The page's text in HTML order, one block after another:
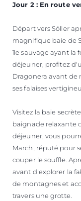
Jour 2 : En route
Départ vers Sóller
magnifique baie de
île sauvage ayant la
déjeuner, profitez
Dragonera avant de
ses falaises
Visitez la baie
baignade relaxante
déjeuner, vous
March, réputé pour
couper le souffle.
avant d'explorer la
de montagnes et
travers une grotte.